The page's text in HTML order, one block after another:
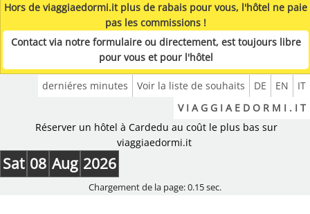
Hors de viaggiaedormi.it plus de rabais pour vous, l'hôtel ne paie
pas les commissions !
Contact via notre formulaire ou directement, est toujours libre
pour vous et pour l'hôtel
IT
EN
DE
Voir la liste de souhaits
derniéres minutes
V I A G G I A E D O R M I . I T
Réserver un hôtel à Cardedu au coût le plus bas sur
viaggiaedormi.it
Sat 08 Aug 2026
Chargement de la page: 0.15 sec.